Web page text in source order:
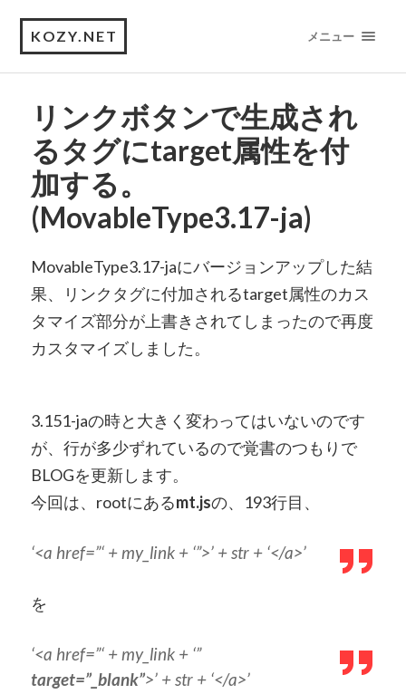
KOZY.NET メニュー
リンクボタンで生成され
るタグにtarget属性を付
加する。
(MovableType3.17-ja)
MovableType3.17-jaにバージョンアップした結
果、リンクタグに付加されるtarget属性のカス
タマイズ部分が上書きされてしまったので再度
カスタマイズしました。
3.151-jaの時と大きく変わってはいないのです
が、行が多少ずれているので覚書のつもりで
BLOGを更新します。
今回は、rootにあるmt.jsの、193行目、
‘<a href=”‘ + my_link + ‘”>’ + str + ‘</a>’
を
‘<a href=”‘ + my_link + ‘”
target=”_blank”>’ + str + ‘</a>’